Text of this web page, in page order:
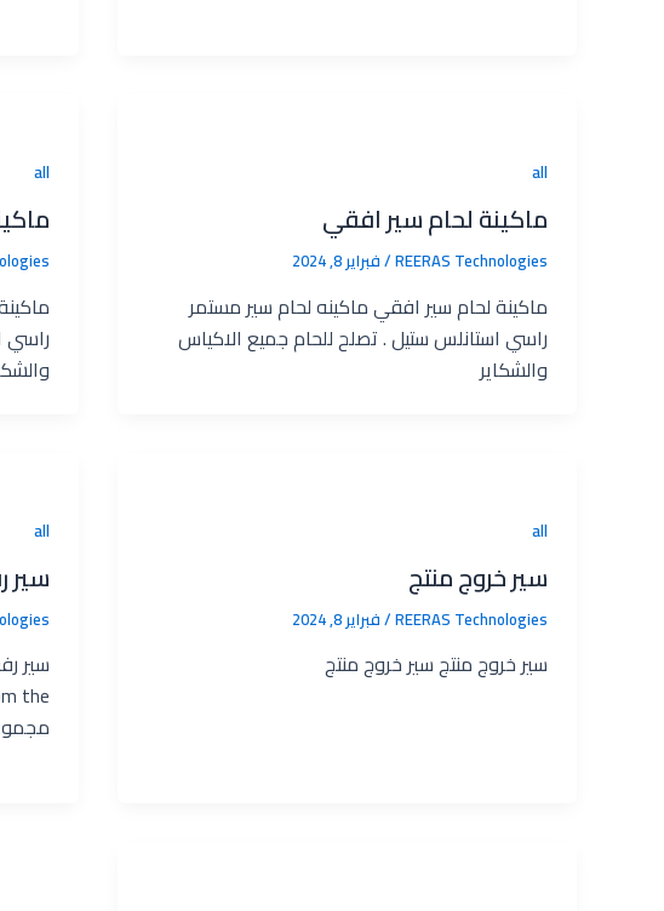
all
ماكينة لحام سير افقي
REERAS Technologies‎
/فبراير 8, 2024
ماكينة لحام سير افقي ماكينه لحام سير مستمر
راسي استانلس ستيل . تصلح للحام جميع الاكياس
والشكاير
all
راسي
all
سير خروج منتج
REERAS Technologies‎
/فبراير 8, 2024
سير خروج منتج سير خروج منتج
all
سير
the